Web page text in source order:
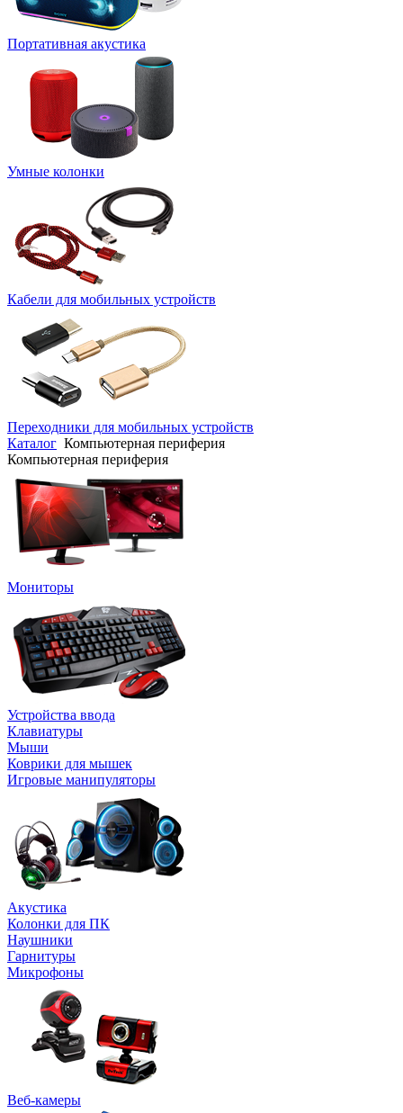
Портативная акустика
Умные колонки
Кабели для мобильных устройств
Переходники для мобильных устройств
Каталог Компьютерная периферия
Компьютерная периферия
Мониторы
Устройства ввода
Клавиатуры
Мыши
Коврики для мышек
Игровые манипуляторы
Акустика
Колонки для ПК
Наушники
Гарнитуры
Микрофоны
Веб-камеры